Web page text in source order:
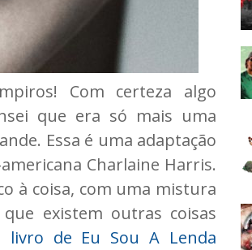
Com certeza algo
que era só mais uma
Essa é uma adaptação
Charlaine Harris.
à coisa, com uma mistura
existem outras coisas
livro de Eu Sou A Lenda